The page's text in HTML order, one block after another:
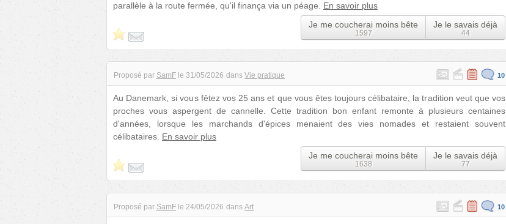
parallèle à la route fermée, qu'il finança via un péage. En savoir plus
Je me coucherai moins bête
1597
Je le savais déjà
44
Proposé par SamF le 31/05/2026 dans Vie pratique 10
Au Danemark, si vous fêtez vos 25 ans et que vous êtes toujours célibataire, la tradition veut que vos
proches vous aspergent de cannelle. Cette tradition bon enfant remonte à plusieurs centaines
d'années, lorsque les marchands d'épices menaient des vies nomades et restaient souvent
célibataires. En savoir plus
Je me coucherai moins bête
1638
Je le savais déjà
77
Proposé par SamF le 24/05/2026 dans Art 10